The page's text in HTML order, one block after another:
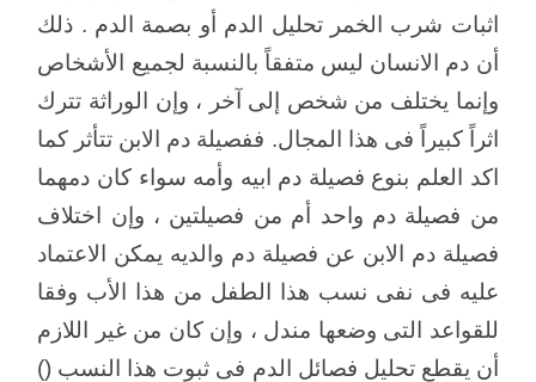
اثبات شرب الخمر تحليل الدم أو بصمة الدم . ذلك
أن دم الانسان ليس متفقاً بالنسبة لجميع الأشخاص
وإنما يختلف من شخص إلى آخر ، وإن الوراثة تترك
اثراً كبيراً فى هذا المجال. ففصيلة دم الابن تتأثر كما
اكد العلم بنوع فصيلة دم ابيه وأمه سواء كان دمهما
من فصيلة دم واحد أم من فصيلتين ، وإن اختلاف
فصيلة دم الابن عن فصيلة دم والديه يمكن الاعتماد
عليه فى نفى نسب هذا الطفل من هذا الأب وفقا
للقواعد التى وضعها مندل ، وإن كان من غير اللازم
أن يقطع تحليل فصائل الدم فى ثبوت هذا النسب ()